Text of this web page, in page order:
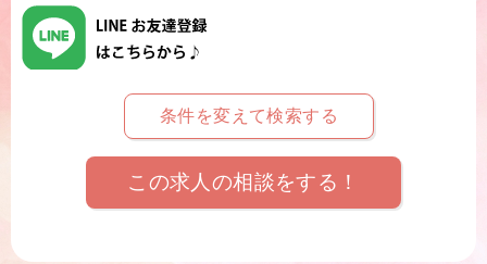
条件を変えて検索する
この求人の相談をする！